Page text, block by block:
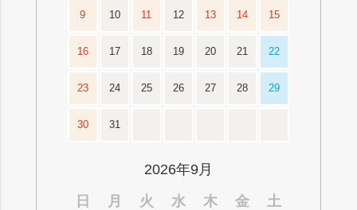
9 10 11 12 13 14 15
16 17 18 19 20 21 22
23 24 25 26 27 28 29
30 31
2026年9月
日
月 火 水 木 金 土